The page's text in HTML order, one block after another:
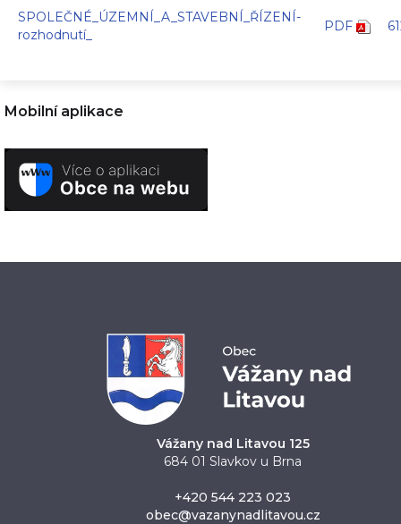
SPOLEČNÉ_ÚZEMNÍ_A_STAVEBNÍ_ŘÍZENÍ-
rozhodnutí_
PDF
Mobilní aplikace
Vážany nad Litavou 125
684 01 Slavkov u Brna
+420 544 223 023
obec@vazanynadlitavou.cz